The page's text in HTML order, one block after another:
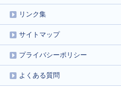
リンク集
サイトマップ
プライバシーポリシー
よくある質問